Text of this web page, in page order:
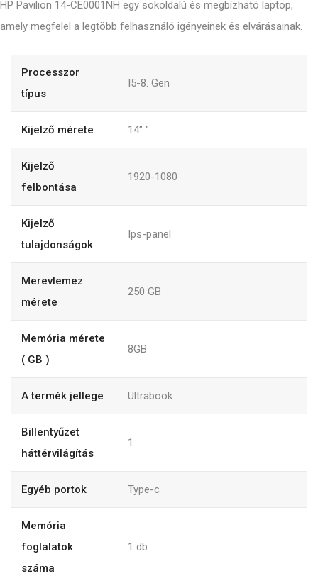
HP Pavilion 14-CE0001NH egy sokoldalú és megbízható laptop,
amely megfelel a legtöbb felhasználó igényeinek és elvárásainak.
Processzor
típus
I5-8. Gen
Kijelző mérete 14" "
Kijelző
felbontása
1920-1080
Kijelző
tulajdonságok
Ips-panel
Merevlemez
mérete
250 GB
Memória mérete
( GB )
8GB
A termék jellege Ultrabook
Billentyűzet
háttérvilágítás
1
Egyéb portok Type-c
Memória
foglalatok
száma
1 db